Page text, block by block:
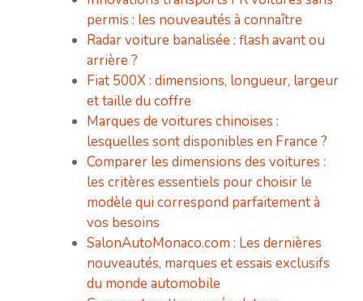
permis : les nouveautés à connaître
Radar voiture banalisée : flash avant ou
arrière ?
Fiat 500X : dimensions, longueur, largeur
et taille du coffre
Marques de voitures chinoises :
lesquelles sont disponibles en France ?
Comparer les dimensions des voitures :
les critères essentiels pour choisir le
modèle qui correspond parfaitement à
vos besoins
SalonAutoMonaco.com : Les dernières
nouveautés, marques et essais exclusifs
du monde automobile